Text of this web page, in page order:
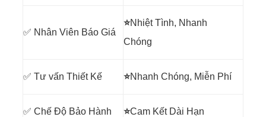
✅ Nhân Viên Báo Giá
⭐Nhiệt Tình, Nhanh
Chóng
✅ Tư vấn Thiết Kế ⭐Nhanh Chóng, Miễn Phí
✅ Chế Độ Bảo Hành ⭐Cam Kết Dài Hạn